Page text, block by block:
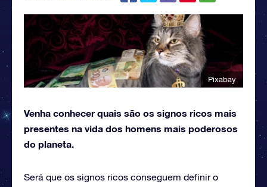
Pixabay
Venha conhecer quais são os signos ricos mais
presentes na vida dos homens mais poderosos
do planeta.
Será que os signos ricos conseguem definir o